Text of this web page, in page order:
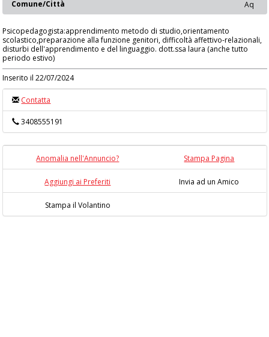
Aq
Comune/Città
Psicopedagogista:apprendimento metodo di studio,orientamento
scolastico,preparazione alla funzione genitori, difficoltà affettivo-relazionali,
disturbi dell'apprendimento e del linguaggio. dott.ssa laura (anche tutto
periodo estivo)
Inserito il 22/07/2024
Contatta
3408555191
Anomalia nell'Annuncio? Stampa Pagina
Aggiungi ai Preferiti Invia ad un Amico
Stampa il Volantino